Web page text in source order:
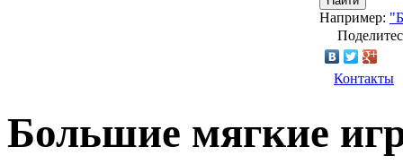
Например:
Контакты
Большие мягкие